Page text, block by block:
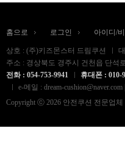
홈으로 로그인 아이디/
상호 : (주)키즈몬스터 드림쿠션
주소 : 경상북도 경주시 건천읍 단석
전화 : 054-753-9941
휴대폰 : 010-
e-메일 : dream-
Copyright ⓒ 2026 안전쿠션 전문업체